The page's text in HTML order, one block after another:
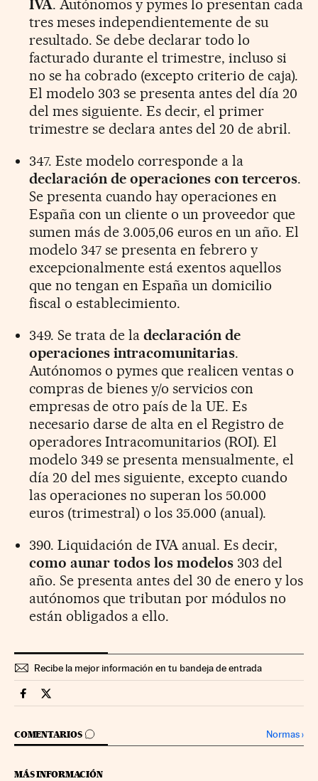
IVA. Autónomos y pymes lo presentan cada
tres meses independientemente de su
resultado. Se debe declarar todo lo
facturado durante el trimestre, incluso si
no se ha cobrado (excepto criterio de caja).
El modelo 303 se presenta antes del día 20
del mes siguiente. Es decir, el primer
trimestre se declara antes del 20 de abril.
347. Este modelo corresponde a la
declaración de operaciones con terceros.
Se presenta cuando hay operaciones en
España con un cliente o un proveedor que
sumen más de 3.005,06 euros en un año. El
modelo 347 se presenta en febrero y
excepcionalmente está exentos aquellos
que no tengan en España un domicilio
fiscal o establecimiento.
349. Se trata de la declaración de
operaciones intracomunitarias.
Autónomos o pymes que realicen ventas o
compras de bienes y/o servicios con
empresas de otro país de la UE. Es
necesario darse de alta en el Registro de
operadores Intracomunitarios (ROI). El
modelo 349 se presenta mensualmente, el
día 20 del mes siguiente, excepto cuando
las operaciones no superan los 50.000
euros (trimestral) o los 35.000 (anual).
390. Liquidación de IVA anual. Es decir,
como aunar todos los modelos 303 del
año. Se presenta antes del 30 de enero y los
autónomos que tributan por módulos no
están obligados a ello.
Recibe la mejor información en tu bandeja de entrada
Territorio Pyme Cinco Días en Facebook
Territorio Pyme Cinco Días en Twitter
COMENTARIOS
IR A LOS COMENTARIOS Normas›
MÁS INFORMACIÓN